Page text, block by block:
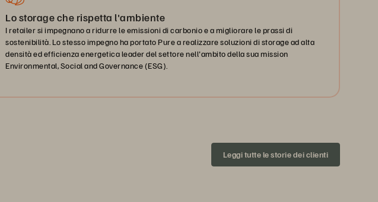
Lo storage che rispetta l'ambiente
I retailer si impegnano a ridurre le emissioni di carbonio e a migliorare le prassi di
sostenibilità. Lo stesso impegno ha portato Pure a realizzare soluzioni di storage ad alta
densità ed efficienza energetica leader del settore nell'ambito della sua mission
Environmental, Social and Governance (ESG).
Leggi tutte le storie dei clienti